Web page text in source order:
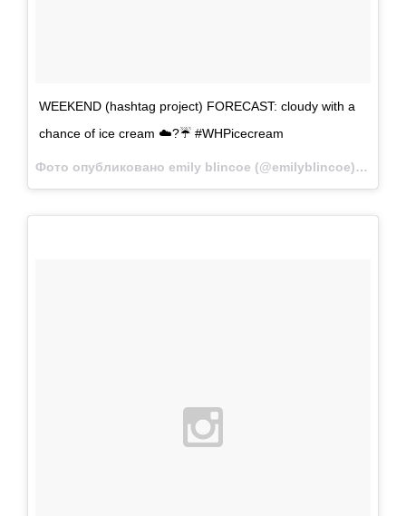
WEEKEND (hashtag project) FORECAST: cloudy with a
chance of ice cream ☁️?☔️ #WHPicecream
Фото опубликовано emily blincoe (@emilyblincoe)Авг 1